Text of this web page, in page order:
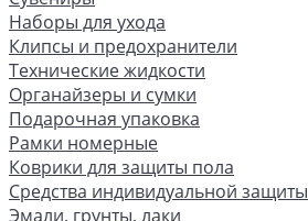
Наборы для ухода
Клипсы и предохранители
Технические жидкости
Органайзеры и сумки
Подарочная упаковка
Рамки номерные
Коврики для защиты пола
Средства индивидуальной защиты
Эмали, грунты, лаки